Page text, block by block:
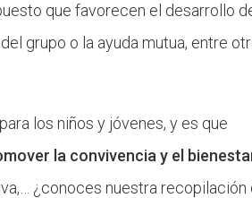
que favorecen el desarrollo
grupo o la ayuda mutua, entre
los niños y jóvenes, y es que
la convivencia y el
¿conoces nuestra recopilación